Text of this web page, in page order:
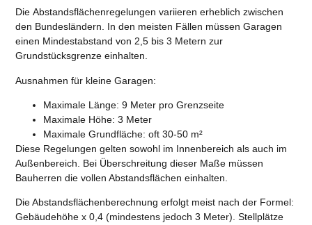
Die Abstandsflächenregelungen variieren erheblich zwischen
den Bundesländern. In den meisten Fällen müssen Garagen
einen Mindestabstand von 2,5 bis 3 Metern zur
Grundstücksgrenze einhalten.
Ausnahmen für kleine Garagen:
Maximale Länge: 9 Meter pro Grenzseite
Maximale Höhe: 3 Meter
Maximale Grundfläche: oft 30-50 m²
Diese Regelungen gelten sowohl im Innenbereich als auch im
Außenbereich. Bei Überschreitung dieser Maße müssen
Bauherren die vollen Abstandsflächen einhalten.
Die Abstandsflächenberechnung erfolgt meist nach der Formel:
Gebäudehöhe x 0,4 (mindestens jedoch 3 Meter). Stellplätze